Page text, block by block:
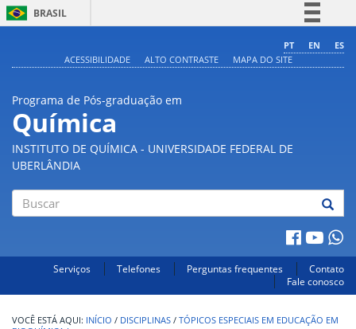
BRASIL
Comunica BR
PT EN
ES
ACESSIBILIDADE
ALTO CONTRASTE MAPA DO SITE
Programa de Pós-graduação em
Química
INSTITUTO DE QUÍMICA - UNIVERSIDADE FEDERAL DE
UBERLÂNDIA
Serviços Telefones Perguntas frequentes
Contato
Fale conosco
INÍCIO / DISCIPLINAS / TÓPICOS ESPECIAIS EM EDUCAÇÃO EM